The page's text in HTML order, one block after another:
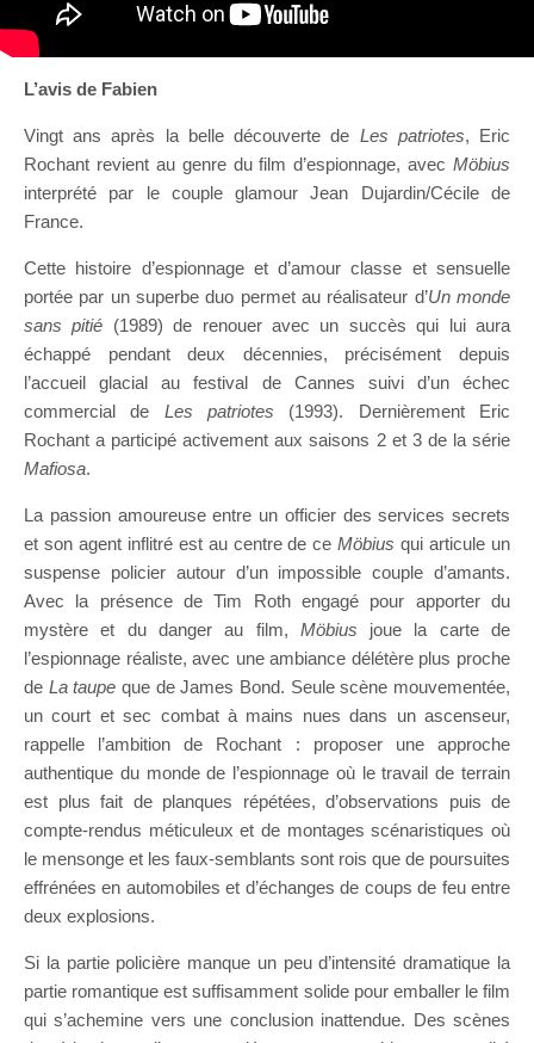
L’avis de Fabien
Vingt ans après la belle découverte de Les patriotes, Eric
Rochant revient au genre du film d’espionnage, avec Möbius
interprété par le couple glamour Jean Dujardin/Cécile de
France.
Cette histoire d’espionnage et d’amour classe et sensuelle
portée par un superbe duo permet au réalisateur d’Un monde
sans pitié (1989) de renouer avec un succès qui lui aura
échappé pendant deux décennies, précisément depuis
l’accueil glacial au festival de Cannes suivi d’un échec
commercial de Les patriotes (1993). Dernièrement Eric
Rochant a participé activement aux saisons 2 et 3 de la série
Mafiosa.
La passion amoureuse entre un officier des services secrets
et son agent inflitré est au centre de ceMöbius qui articule un
suspense policier autour d’un impossible couple d’amants.
Avec la présence de Tim Roth engagé pour apporter du
mystère et du danger au film, Möbius joue la carte de
l’espionnage réaliste, avec une ambiance délétère plus proche
de La taupe que de James Bond. Seule scène mouvementée,
un court et sec combat à mains nues dans un ascenseur,
rappelle l’ambition de Rochant : proposer une approche
authentique du monde de l’espionnage où le travail de terrain
est plus fait de planques répétées, d’observations puis de
compte-rendus méticuleux et de montages scénaristiques où
le mensonge et les faux-semblants sont rois que de poursuites
effrénées en automobiles et d’échanges de coups de feu entre
deux explosions.
Si la partie policière manque un peu d’intensité dramatique la
partie romantique est suffisamment solide pour emballer le film
qui s’achemine vers une conclusion inattendue. Des scènes